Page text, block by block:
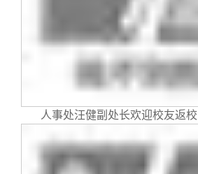
人事处汪健副处长欢迎校友返校